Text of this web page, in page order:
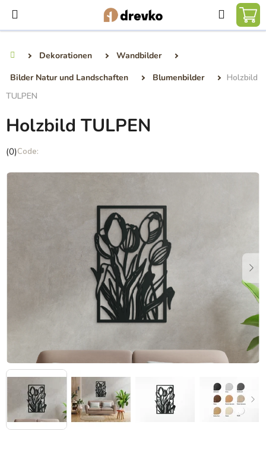
Inhalt
springen
Suchen
Dekorationen
Wandbilder
Bilder Natur und Landschaften
Blumenbilder
Holzbild
TULPEN
Holzbild TULPEN
Die
Produktbewertung
(0)